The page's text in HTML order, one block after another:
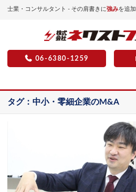
士業・コンサルタント - その肩書きに強みを追加
06-6380-1259
タグ：中小・零細企業のM&A